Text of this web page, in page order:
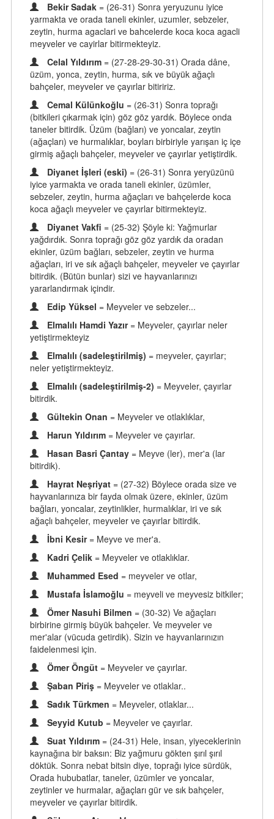
Bekir Sadak = (26-31) Sonra yeryuzunu iyice
yarmakta ve orada taneli ekinler, uzumler, sebzeler,
zeytin, hurma agaclari ve bahcelerde koca koca agacli
meyveler ve cayirlar bitirmekteyiz.
Celal Yıldırım = (27-28-29-30-31) Orada dâne,
üzüm, yonca, zeytin, hurma, sık ve büyük ağaçlı
bahçeler, meyveler ve çayırlar bitiririz.
Cemal Külünkoğlu = (26-31) Sonra toprağı
(bitkileri çıkarmak için) göz göz yardık. Böylece onda
taneler bitirdik. Üzüm (bağları) ve yoncalar, zeytin
(ağaçları) ve hurmalıklar, boyları birbiriyle yarışan iç içe
girmiş ağaçlı bahçeler, meyveler ve çayırlar yetiştirdik.
Diyanet İşleri (eski) = (26-31) Sonra yeryüzünü
iyice yarmakta ve orada taneli ekinler, üzümler,
sebzeler, zeytin, hurma ağaçları ve bahçelerde koca
koca ağaçlı meyveler ve çayırlar bitirmekteyiz.
Diyanet Vakfi = (25-32) Şöyle ki: Yağmurlar
yağdırdık. Sonra toprağı göz göz yardık da oradan
ekinler, üzüm bağları, sebzeler, zeytin ve hurma
ağaçları, iri ve sık ağaçlı bahçeler, meyveler ve çayırlar
bitirdik. (Bütün bunlar) sizi ve hayvanlarınızı
yararlandırmak içindir.
Edip Yüksel = Meyveler ve sebzeler...
Elmalılı Hamdi Yazır = Meyveler, çayırlar neler
yetiştirmekteyiz
Elmalılı (sadeleştirilmiş) = meyveler, çayırlar;
neler yetiştirmekteyiz.
Elmalılı (sadeleştirilmiş-2) = Meyveler, çayırlar
bitirdik.
Gültekin Onan = Meyveler ve otlaklıklar,
Harun Yıldırım = Meyveler ve çayırlar.
Hasan Basri Çantay = Meyve (ler), mer'a (lar
bitirdik).
Hayrat Neşriyat = (27-32) Böylece orada size ve
hayvanlarınıza bir fayda olmak üzere, ekinler, üzüm
bağları, yoncalar, zeytinlikler, hurmalıklar, iri ve sık
ağaçlı bahçeler, meyveler ve çayırlar bitirdik.
İbni Kesir = Meyve ve mer'a.
Kadri Çelik = Meyveler ve otlaklıklar.
Muhammed Esed = meyveler ve otlar,
Mustafa İslamoğlu = meyveli ve meyvesiz bitkiler;
Ömer Nasuhi Bilmen = (30-32) Ve ağaçları
birbirine girmiş büyük bahçeler. Ve meyveler ve
mer'alar (vücuda getirdik). Sizin ve hayvanlarınızın
faidelenmesi için.
Ömer Öngüt = Meyveler ve çayırlar.
Şaban Piriş = Meyveler ve otlaklar..
Sadık Türkmen = Meyveler, otlaklar...
Seyyid Kutub = Meyveler ve çayırlar.
Suat Yıldırım = (24-31) Hele, insan, yiyeceklerinin
kaynağına bir baksın: Biz yağmuru gökten şırıl şırıl
döktük. Sonra nebat bitsin diye, toprağı iyice sürdük,
Orada hububatlar, taneler, üzümler ve yoncalar,
zeytinler ve hurmalar, ağaçları gür ve sık bahçeler,
meyveler ve çayırlar bitirdik.